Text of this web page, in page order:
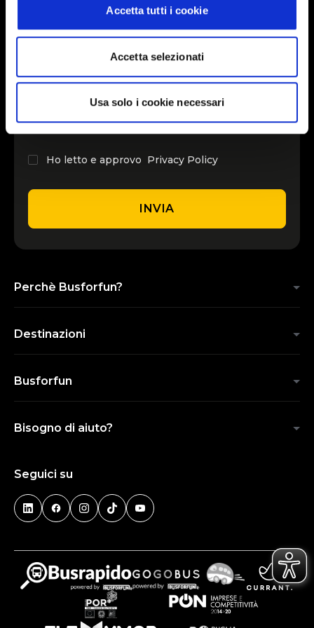
Accetta tutti i cookie
Accetta selezionati
Usa solo i cookie necessari
INSERISCI IL TUO NOME
Ho letto e approvo Privacy Policy
INVIA
Perchè Busforfun?
Destinazioni
Busforfun
Bisogno di aiuto?
Seguici su